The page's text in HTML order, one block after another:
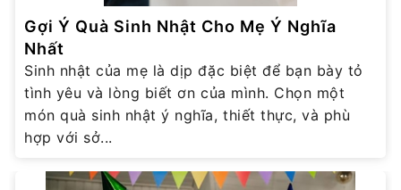
Gợi Ý Quà Sinh Nhật Cho Mẹ Ý Nghĩa
Nhất
Sinh nhật của mẹ là dịp đặc biệt để bạn bày tỏ
tình yêu và lòng biết ơn của mình. Chọn một
món quà sinh nhật ý nghĩa, thiết thực, và phù
hợp với sở...